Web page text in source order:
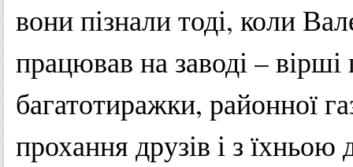
вонипізналитоді, коли
працював на заводі–вірші
багатотиражки, районної
прохання друзів і з їхньою